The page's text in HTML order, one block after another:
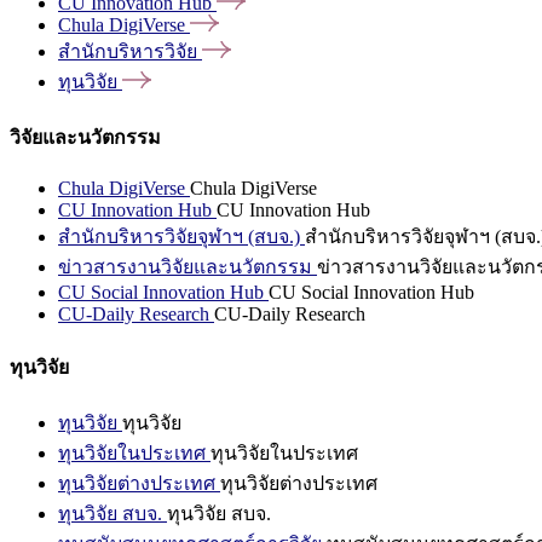
Chula DigiVerse
สำนักบริหารวิจัย
ทุนวิจัย
วิจัยและนวัตกรรม
Chula DigiVerse Chula DigiVerse
CU Innovation Hub CU Innovation Hub
สำนักบริหารวิจัยจุฬาฯ (สบจ.) สำนักบริหารวิจัยจุฬาฯ (สบจ
ข่าวสารงานวิจัยและนวัตกรรม ข่าวสารงานวิจัยและนวัตก
CU Social Innovation Hub CU Social Innovation Hub
CU-Daily Research CU-Daily Research
ทุนวิจัย
ทุนวิจัย ทุนวิจัย
ทุนวิจัยในประเทศ ทุนวิจัยในประเทศ
ทุนวิจัยต่างประเทศ ทุนวิจัยต่างประเทศ
ทุนวิจัย สบจ. ทุนวิจัย สบจ.